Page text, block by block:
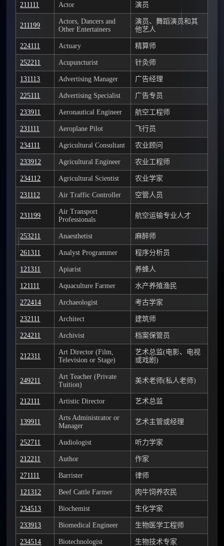
211111 Actor 演员
211199
Actors, Dancers and
Other Entertainers
演员、舞蹈演员和其
他艺人
224111 Actuary 精算师
252211 Acupuncturist 针灸师
131113 Advertising Manager 广告经理
225111 Advertising Specialist 广告专员
233911 Aeronautical Engineer 航空工程师
231111 Aeroplane Pilot 飞行员
234111 Agricultural Consultant 农业顾问
233912 Agricultural Engineer 农业工程师
234112 Agricultural Scientist 农业学家
231112 Air Traffic Controller 空管人员
231199
Air Transport
Professionals
航空运输专业人才
253211 Anaesthetist 麻醉师
261311 Analyst Programmer 程序分析员
121311 Apiarist 养蜂人
121111 Aquaculture Farmer 水产养殖渔民
272414 Archaeologist 考古学家
232111 Architect 建筑师
224211 Archivist 档案保管员
212311
Art Director (Film,
Television or Stage)
艺术总监(电影、电视
或戏剧)
249211
Art Teacher (Private
Tuition)
美术老师(私人老师)
212111 Artistic Director 艺术总监
139911
Arts Administrator or
Manager
艺术主管或经理
252711 Audiologist 听力学家
212211 Author 作家
271111 Barrister 律师
121312 Beef Cattle Farmer 肉牛饲养农民
234513 Biochemist 生化学家
233913 Biomedical Engineer 生物医学工程师
234514 Biotechnologist 生物技术专家